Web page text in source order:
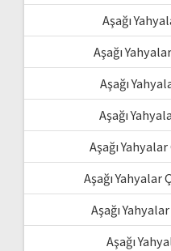
Aşağı
Aşağı
Aşağı
Aşağı
Aşağı
Aşağı
Aşağı
Aşağı